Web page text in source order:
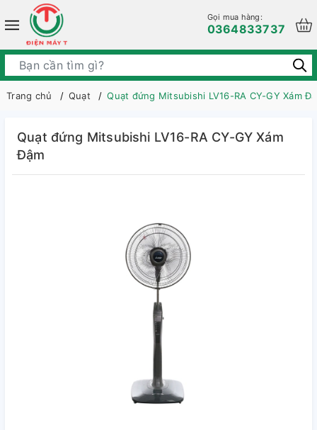
Gọi mua hàng:
0364833737
Trang chủ Quạt Quạt đứng Mitsubishi LV16-RA CY-GY Xám
Quạt đứng Mitsubishi LV16-RA CY-GY Xám
Đậm